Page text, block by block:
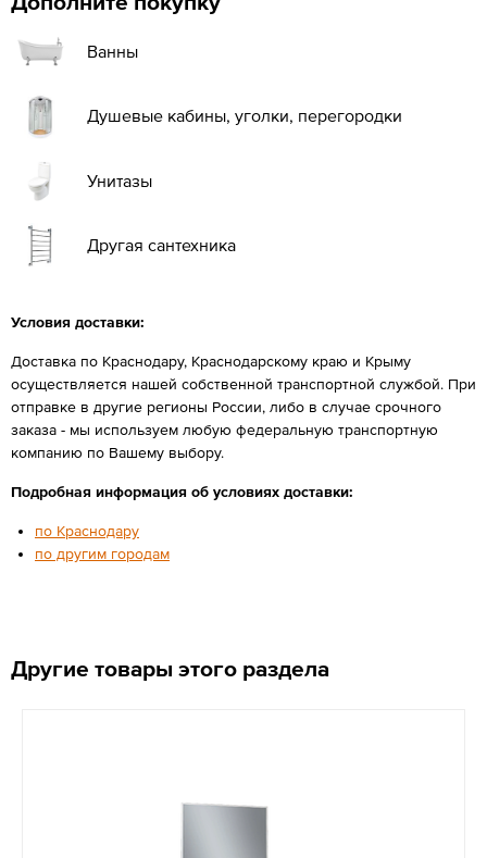
Ванны
Душевые кабины, уголки, перегородки
Унитазы
Другая сантехника
Условия доставки:
Доставка по Краснодару, Краснодарскому краю и Крыму
осуществляется нашей собственной транспортной службой. При
отправке в другие регионы России, либо в случае срочного
заказа - мы используем любую федеральную транспортную
компанию по Вашему выбору.
Подробная информация об условиях доставки:
по Краснодару
по другим городам
Другие товары этого раздела